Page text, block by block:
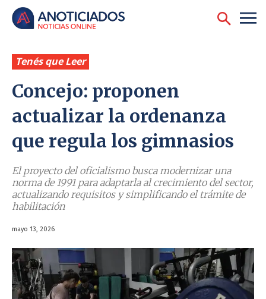
Tenés que Leer
Concejo: proponen
actualizar la ordenanza
que regula los gimnasios
El proyecto del oficialismo busca modernizar una
norma de 1991 para adaptarla al crecimiento del sector,
actualizando requisitos y simplificando el trámite de
habilitación
mayo 13, 2026